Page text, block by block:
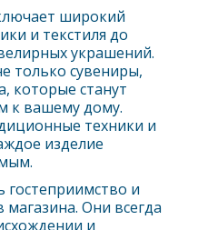
широкий
и текстиля до
украшений.
только сувениры,
которые станут
к вашему дому.
техники и
изделие
гостеприимство и
Они всегда
и